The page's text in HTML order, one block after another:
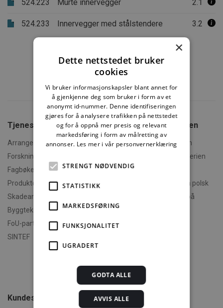
524.223 Murte innervegger 2.1
524.233 Innervegger med stålstendere 3.2
Tjenester fra SINTEF
Arrangementer og kurs
Forskningsrapporter
Fagbøker og nettkurs
Produktdokumentasjon
Skadeanalyse
Byggteknisk spesialrådgivning
FoU-partner
SINTEF
Om Byggforskserien
Hva er Byggforskserien
Finn fram i Byggforskserien
Om Min side
Polski - informasjon på polsk
English - informasjon på
engelsk
Om TEK-sjekk
Kundeservice
×
Dette nettstedet bruker
cookies
Vi bruker informasjonskapsler blant annet for
å gjenkjenne deg som bruker i form av et
anonymt id-nummer. Denne identifiseringen
gjøres for å analysere trafikken på nettstedet
og for å oppnå mer presis og relevant
markedsføring i form av målretting av
annonser. Les mer i vår personvernerklæring
STRENGT NØDVENDIG
STATISTIKK
MARKEDSFØRING
FUNKSJONALITET
UGRADERT
GODTA ALLE
AVVIS ALLE